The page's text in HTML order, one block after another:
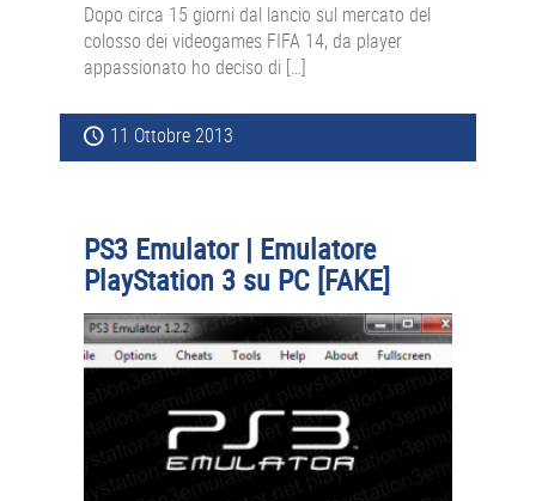
Dopo circa 15 giorni dal lancio sul mercato del
colosso dei videogames FIFA 14, da player
appassionato ho deciso di […]
11 Ottobre 2013
PS3 Emulator | Emulatore
PlayStation 3 su PC [FAKE]